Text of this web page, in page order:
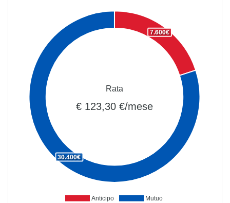
Anticipo Mutuo
7.600€
30.400€
Rata
€ 123,30 €/mese